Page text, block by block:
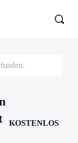
KOSTENLOS